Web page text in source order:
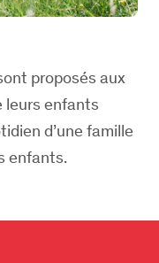
proposés aux
leurs enfants
d’une famille
enfants.